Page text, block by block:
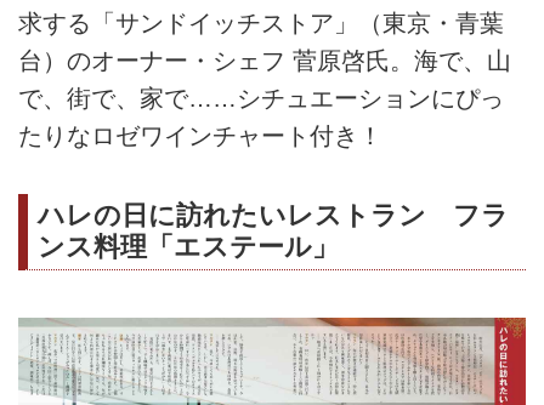
求する「サンドイッチストア」（東京・青葉
台）のオーナー・シェフ 菅原啓氏。海で、山
で、街で、家で……シチュエーションにぴっ
たりなロゼワインチャート付き！
ハレの日に訪れたいレストラン フラ
ンス料理「エステール」